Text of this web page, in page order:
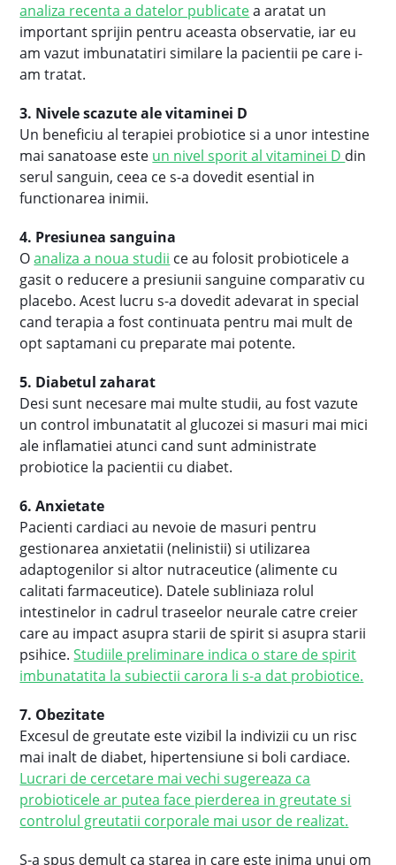
analiza recenta a datelor publicatea aratat un
important sprijin pentru aceasta observatie, iar eu
am vazut imbunatatiri similare la pacientii pe care i-
am tratat.
3. Nivele scazute ale vitaminei D
Un beneficiu al terapiei probiotice si a unor intestine
mai sanatoase este un nivel sporit al vitaminei D din
serul sanguin, ceea ce s-a dovedit esential in
functionarea inimii.
4. Presiunea sanguina
Oanaliza a noua studii ce au folosit probioticele a
gasit o reducere a presiunii sanguine comparativ cu
placebo. Acest lucru s-a dovedit adevarat in special
cand terapia a fost continuata pentru mai mult de
opt saptamani cu preparate mai potente.
5. Diabetul zaharat
Desi sunt necesare mai multe studii, au fost vazute
un control imbunatatit al glucozei si masuri mai mici
ale inflamatiei atunci cand sunt administrate
probiotice la pacientii cu diabet.
6. Anxietate
Pacienti cardiaci au nevoie de masuri pentru
gestionarea anxietatii (nelinistii) si utilizarea
adaptogenilor si altor nutraceutice (alimente cu
calitati farmaceutice). Datele subliniaza rolul
intestinelor in cadrul traseelor neurale catre creier
care au impact asupra starii de spirit si asupra starii
psihice.Studiile preliminare indica o stare de spirit
imbunatatita la subiectii carora li s-a dat probiotice.
7. Obezitate
Excesul de greutate este vizibil la indivizii cu un risc
mai inalt de diabet, hipertensiune si boli cardiace.
Lucrari de cercetare mai vechi sugereaza ca
probioticele ar putea face pierderea in greutate si
controlul greutatii corporale mai usor de realizat.
S-a spus demult ca starea in care este inima unui om